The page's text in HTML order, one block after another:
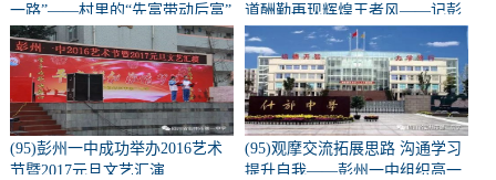
一路”——村里的“先富带动后富”
道酬勤再现辉煌王者风——记彭
州一中隆重召开高2015级高三百
日誓师动员大会
(95)彭州一中成功举办2016艺术
节暨2017元旦文艺汇演
(95)观摩交流拓展思路 沟通学习
提升自我——彭州一中组织高一